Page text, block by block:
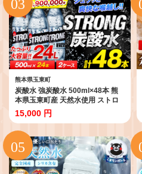
熊本県玉東町
炭酸水 強炭酸水 500ml×48本 熊
本県玉東町産 天然水使用 ストロ
ング炭酸水 ハイボール 割り材 大
容量 24L《7月上旬-10月上旬頃出
荷》
15,000 円